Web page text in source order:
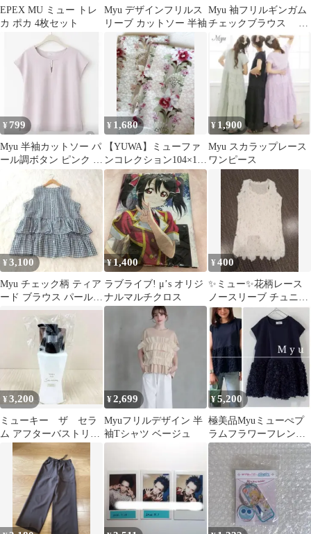
EPEX MU ミュー トレ
カ ポカ 4枚セット
Myu デザインフリルス
リーブ カットソー 半袖
Myu 袖フリルギンガム
チェックブラウス 黒/
白 ウォッシャブル
フリーサイズ
¥799
Myu 半袖カットソー パ
ール調ボタン ピンク M
¥ 1,680
【YUWA】ミューファ
ンコレクション104×1m
2枚セット
¥ 1,900
Myu スカラップレース
ワンピース
¥3,100
Myu チェック柄 ティア
ード ブラウス パール調
ボタン サッカー生地 F
¥1,400
ラブライブ! μ’s オリジ
ナルマルチクロス
¥400
✨️ミュー✨️花柄レース
ノースリーブ チュニッ
ク ホワイト
¥3,200
ミューキー ザ セラ
ム アフターバストリー
トメント 新品未使用
¥2,699
Myuフリルデザイン 半
袖Tシャツ ベージュ
¥5,200
極美品Myuミューぺプ
ラムフラワーフレンチ
スリーブトップス ネ
イビーオケージョン